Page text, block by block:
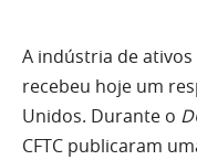
A indústria de
recebeu hoje um
Unidos. Durante o
CFTC publicaram